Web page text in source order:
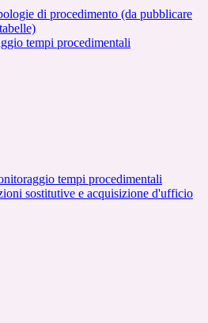
di procedimento (da pubblicare
tempi procedimentali
tempi procedimentali
sostitutive e acquisizione d'ufficio